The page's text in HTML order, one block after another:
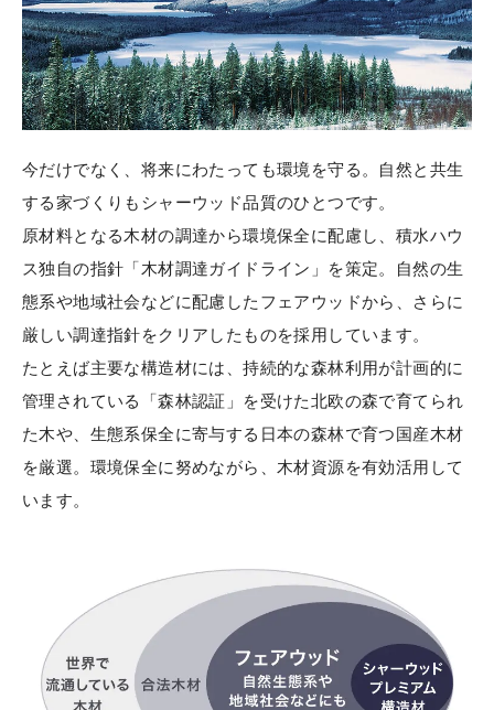
永く住むためのサポ
ート
My STAGE
カタログ・動画ライ
ブラリー
ご相談
シャーウッド（木造1~3階建
て）
性能を知る
今だけでなく、将来にわたっても環境を守る。自然と共生
する家づくりもシャーウッド品質のひとつです。
原材料となる木材の調達から環境保全に配慮し、積水ハウ
ス独自の指針「木材調達ガイドライン」を策定。自然の生
態系や地域社会などに配慮したフェアウッドから、さらに
厳しい調達指針をクリアしたものを採用しています。
たとえば主要な構造材には、持続的な森林利用が計画的に
管理されている「森林認証」を受けた北欧の森で育てられ
た木や、生態系保全に寄与する日本の森林で育つ国産木材
を厳選。環境保全に努めながら、木材資源を有効活用して
います。